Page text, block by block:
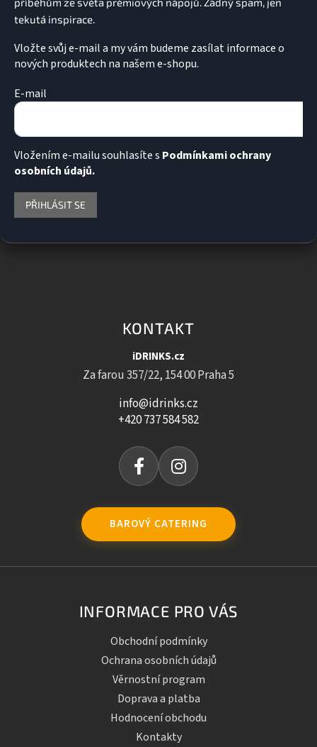
Vložte svůj e-mail a my vám budeme zasílat informace o
nových produktech na našem e-shopu.
E-mail
Vložením e-mailu souhlasíte s Podmínkami ochrany
osobních údajů.
PŘIHLÁSIT SE
KONTAKT
iDRINKS.cz
Za farou 357/22, 154 00 Praha 5
info@idrinks.cz
+420 737 584 582
BAROVÝ CATERING
INFORMACE PRO VÁS
Obchodní podmínky
Ochrana osobních údajů
Věrnostní program
Doprava a platba
Hodnocení obchodu
Kontakty